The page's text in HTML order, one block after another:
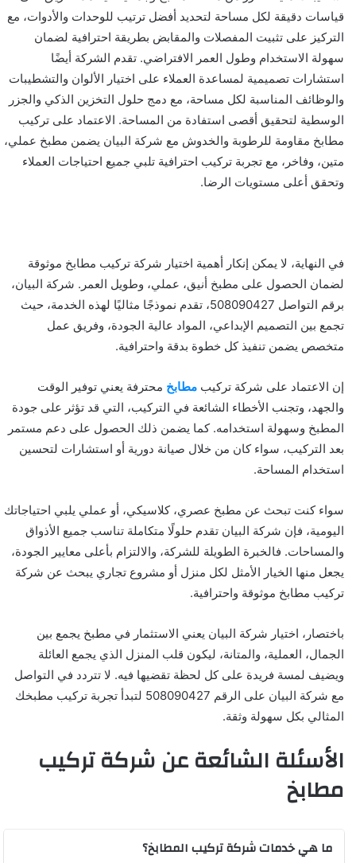
قياسات دقيقة لكل مساحة لتحديد أفضل ترتيب للوحدات والأدوات، مع
التركيز على تثبيت المفصلات والمقابض بطريقة احترافية لضمان
سهولة الاستخدام وطول العمر الافتراضي. تقدم الشركة أيضًا
استشارات تصميمية لمساعدة العملاء على اختيار الألوان والتشطيبات
والوظائف المناسبة لكل مساحة، مع دمج حلول التخزين الذكي والجزر
الوسطية لتحقيق أقصى استفادة من المساحة. الاعتماد على تركيب
مطابخ مقاومة للرطوبة والخدوش مع شركة البيان يضمن مطبخ عملي،
متين، وفاخر، مع تجربة تركيب احترافية تلبي جميع احتياجات العملاء
وتحقق أعلى مستويات الرضا.
في النهاية، لا يمكن إنكار أهمية اختيار شركة تركيب مطابخ موثوقة
لضمان الحصول على مطبخ أنيق، عملي، وطويل العمر. شركة البيان،
برقم التواصل 508090427، تقدم نموذجًا مثاليًا لهذه الخدمة، حيث
تجمع بين التصميم الإبداعي، المواد عالية الجودة، وفريق عمل
متخصص يضمن تنفيذ كل خطوة بدقة واحترافية.
إن الاعتماد على شركة تركيب مطابخ محترفة يعني توفير الوقت
والجهد، وتجنب الأخطاء الشائعة في التركيب، التي قد تؤثر على جودة
المطبخ وسهولة استخدامه. كما يضمن ذلك الحصول على دعم مستمر
بعد التركيب، سواء كان من خلال صيانة دورية أو استشارات لتحسين
استخدام المساحة.
سواء كنت تبحث عن مطبخ عصري، كلاسيكي، أو عملي يلبي احتياجاتك
اليومية، فإن شركة البيان تقدم حلولًا متكاملة تناسب جميع الأذواق
والمساحات. فالخبرة الطويلة للشركة، والالتزام بأعلى معايير الجودة،
يجعل منها الخيار الأمثل لكل منزل أو مشروع تجاري يبحث عن شركة
تركيب مطابخ موثوقة واحترافية.
باختصار، اختيار شركة البيان يعني الاستثمار في مطبخ يجمع بين
الجمال، العملية، والمتانة، ليكون قلب المنزل الذي يجمع العائلة
ويضيف لمسة فريدة على كل لحظة تقضيها فيه. لا تتردد في التواصل
مع شركة البيان على الرقم 508090427 لتبدأ تجربة تركيب مطبخك
المثالي بكل سهولة وثقة.
الأسئلة الشائعة عن شركة تركيب
مطابخ
ما هي خدمات شركة تركيب المطابخ؟